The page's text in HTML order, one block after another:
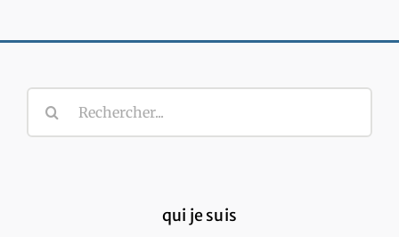
Rechercher:
qui je suis